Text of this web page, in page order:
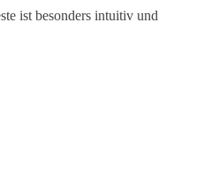
ist besonders intuitiv und